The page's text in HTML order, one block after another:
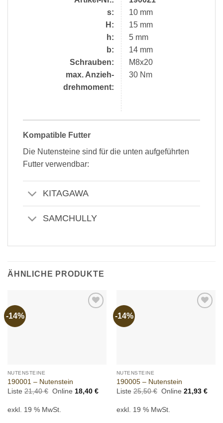
s:
H:
h:
b:
Schrauben:
max. Anzieh-
drehmoment:
10 mm
15 mm
5 mm
14 mm
M8x20
30 Nm
Kompatible Futter
Die Nutensteine sind für die unten aufgeführten
Futter verwendbar:
KITAGAWA
SAMCHULLY
ÄHNLICHE PRODUKTE
-14%
NUTENSTEINE
190001 – Nutenstein
Liste 21,40€ Ursprünglicher
21,40 €
Online 18,40 €Aktueller
18,40 €.
exkl. 19 % MwSt.
-14%
NUTENSTEINE
190005 – Nutenstein
Liste 25,50€ Ursprünglicher
25,50 €
Online 21,93 €
exkl. 19 % MwSt.